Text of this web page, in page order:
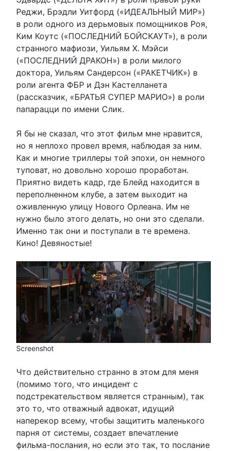
Реджи, Брэдли Уитфорд («ИДЕАЛЬНЫЙ МИР»)
в роли одного из дерьмовых помощников Роя,
Ким Коутс («ПОСЛЕДНИЙ БОЙСКАУТ»), в роли
странного мафиози, Уильям Х. Мэйси
(«ПОСЛЕДНИЙ ДРАКОН») в роли милого
доктора, Уильям Сандерсон («РАКЕТЧИК») в
роли агента ФБР и Дэн Кастелланета
(рассказчик, «БРАТЬЯ СУПЕР МАРИО») в роли
папарацци по имени Слик.
Я бы не сказал, что этот фильм мне нравится,
но я неплохо провел время, наблюдая за ним.
Как и многие триллеры той эпохи, он немного
туповат, но довольно хорошо проработан.
Приятно видеть кадр, где Блейд находится в
переполненном клубе, а затем выходит на
оживленную улицу Нового Орлеана. Им не
нужно было этого делать, но они это сделали.
Именно так они и поступали в те времена.
Кино! Девяностые!
Screenshot
Что действительно странно в этом для меня
(помимо того, что инцидент с
подстрекательством является странным), так
это то, что отважный адвокат, идущий
наперекор всему, чтобы защитить маленького
парня от системы, создает впечатление
фильма-послания, но если это так, то послание